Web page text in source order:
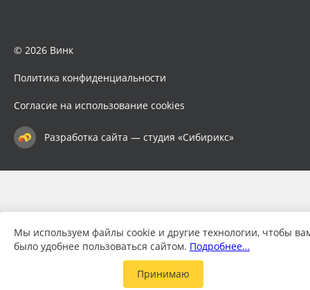
© 2026 Винк
Политика конфиденциальности
Согласие на использование cookies
Разработка сайта — студия «Сибирикс»
Мы используем файлы cookie и другие технологии, чтобы
было удобнее пользоваться сайтом. Подробнее…
Принимаю